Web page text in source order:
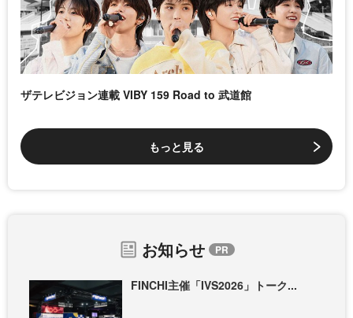
ザテレビジョン連載 VIBY 159 Road to 武道館
もっと見る
お知らせ
FINCHI主催「IVS2026」トーク...